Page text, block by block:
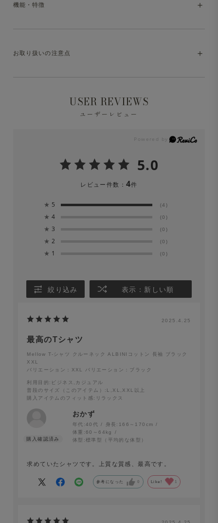
Mellow T-シャツ クルーネック 長袖 ALBINIコットン ホ
機能・特徴
をご参照ください）
お取り扱いの注意点
い。漂白剤は絶対に使用しないでください。
※長時間濡れたままにしておくと、色が落ちる場合があり
ます。洗濯後は形を整えてすぐに日陰でつり干しにしてく
USER REVIEWS
ユーザーレビュー
5.0
レビュー件数： 4件
★ 5 (4)
★ 4 (0)
★ 3 (0)
★ 2 (0)
★ 1 (0)
絞り込み 表示：新しい順
2025.4.25
最高のTシャツ
Mellow T-シャツ クルーネック ALBINIコットン 長袖 ブラック
XXL
バリエーション：XXL
バリエーション：ブラック
利用目的 :ビジネス,カジュアル
普段のサイズ（このアイテム） :L,XL,XXL以上
購入アイテムのフィット感:リラックス
おかず
年代:40代 身長: 166～170cm
体重:60～64kg
体型:標準型（平均的な体型）
求めていたシャツです。上質な質感、最高です。
参考になった 0 Like! 1